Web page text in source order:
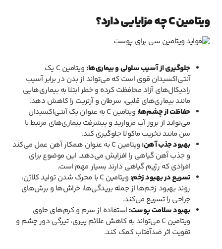
ویتامین C چه مزایایی دارد؟
جلوگیری از آسیب سلولی و بیماری‌ها:
ویتامین C یک
آنتی‌اکسیدان قوی است که می‌تواند از بدن در برابر آسیب
رادیکال‌های آزاد محافظت کرده و خطر ابتلا به بیماری‌هایی
مانند بیماری‌های قلبی، سرطان و آرتریت را کاهش دهد.
حفاظت از چشم‌ها:
ویتامین C به عنوان یک آنتی‌اکسیدان
می‌تواند از بروز آب مروارید و پیشرفت بیماری‌های مرتبط با
سن مانند تخریب ماکولا جلوگیری کند.
بهبود جذب آهن:
ویتامین C به عنوان همکار آهن عمل می‌کند
و جذب آهن گیاهی را افزایش می‌دهد. این موضوع برای
افرادی که رژیم گیاهی دارند بسیار مهم است.
تسریع در بهبود زخم:
ویتامین C با محرک شدن تولید کلاژن،
روند بهبود زخم‌ها از جمله بریدگی‌ها، خراش‌ها و برش‌های
جراحی را تسریع می‌کند.
بهبود سلامت پوست: استفاده از سرم و کرم‌های حاوی
ویتامین C می‌تواند به کاهش علائم پیری، تیرگی دور چشم و
تقویت اثر ضدآفتاب کمک کند.